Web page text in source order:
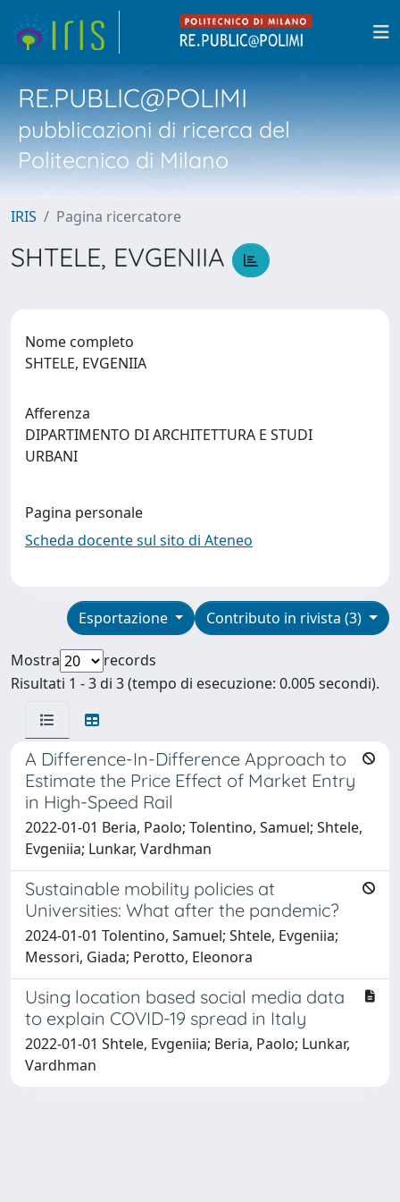
RE.PUBLIC@POLIMI
pubblicazioni di ricerca del
Politecnico di Milano
IRIS Pagina ricercatore
SHTELE, EVGENIIA
Nome completo
SHTELE, EVGENIIA
Afferenza
DIPARTIMENTO DI ARCHITETTURA E STUDI
URBANI
Pagina personale
Scheda docente sul sito di Ateneo
Contributo in rivista (3)
Esportazione
Mostra
records
Risultati 1 - 3 di 3 (tempo di esecuzione: 0.005 secondi).
A Difference-In-Difference Approach to
Estimate the Price Effect of Market Entry
in High-Speed Rail
2022-01-01 Beria, Paolo; Tolentino, Samuel; Shtele,
Evgeniia; Lunkar, Vardhman
Sustainable mobility policies at
Universities: What after the pandemic?
2024-01-01 Tolentino, Samuel; Shtele, Evgeniia;
Messori, Giada; Perotto, Eleonora
Using location based social media data
to explain COVID-19 spread in Italy
2022-01-01 Shtele, Evgeniia; Beria, Paolo; Lunkar,
Vardhman